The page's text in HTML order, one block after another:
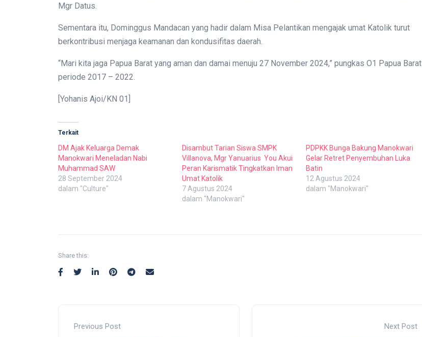
Mgr Datus.
Sementara itu, Dominggus Mandacan yang hadir dalam Misa Pelantikan mengajak umat Katolik turut
berkontribusi menjaga keamanan dan kondusifitas daerah.
“Mari kita jaga Papua Barat yang aman dan damai menuju 27 November 2024,” pungkas O1 Papua Barat
periode 2017 – 2022.
[Yohanis Ajoi/KN 01]
Terkait
DM Ajak Keluarga Demak
Manokwari Meneladan Nabi
Muhammad SAW
28 September 2024
dalam "Culture"
Disambut Tarian Siswa SMPK
Villanova, Mgr Yanuarius You Akui
Peran Karismatik Tingkatkan Iman
Umat Katolik
7 Agustus 2024
dalam "Manokwari"
PDPKK Bunga Bakung Manokwari
Gelar Retret Penyembuhan Luka
Batin
12 Agustus 2024
dalam "Manokwari"
Share this:
Previous Post Next Post